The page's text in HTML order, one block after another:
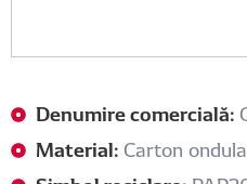
Denumire comercială:
Material:Carton